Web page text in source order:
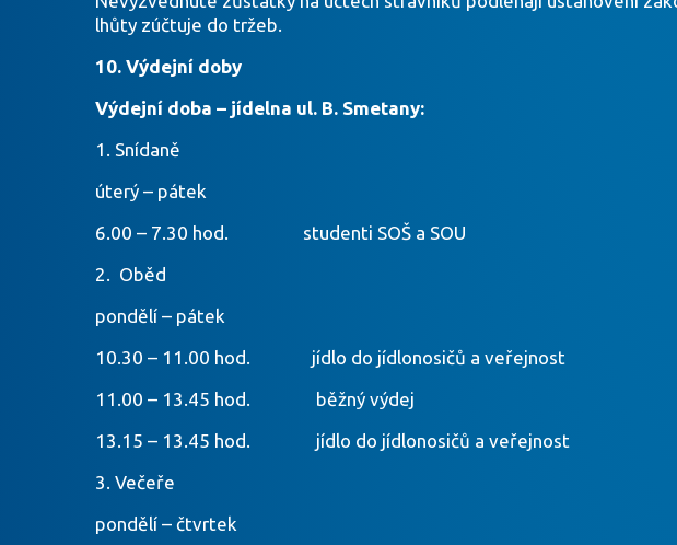
lhůty zúčtuje do tržeb.
10. Výdejní doby
Výdejní doba – jídelna ul. B. Smetany:
1. Snídaně
úterý – pátek
6.00 – 7.30 hod. studenti SOŠ a SOU
2. Oběd
pondělí – pátek
10.30 – 11.00 hod. jídlo do jídlonosičů a veřejnost
11.00 – 13.45 hod. běžný výdej
13.15 – 13.45 hod. jídlo do jídlonosičů a veřejnost
3. Večeře
pondělí – čtvrtek